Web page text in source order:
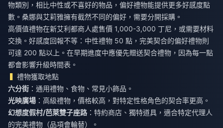
物類別，相比中性或不喜好的物品，偏好禮物能提供更多好感度點
數。桑娜與艾莉雅擁有截然不同的偏好，需要分開採購。
高價值禮物在新艾利都商人處售價 1,000-3,000 丁尼，或需要材料
交換。好感度回報不等：中性禮物 50 點，完美契合的偏好禮物則
可達 200 點以上。在早期進度中應優先贈送契合禮物，因為每一點
都會影響升級時間表。
禮物獲取地點
六分街 ：通用禮物、食物、常見小飾品。
光映廣場 ：高級禮物，價格較高，對特定性格角色的契合率更高。
幻想度假村/芭萊雙子座路 ：特約商店、獨特道具，適合特定代理人
的完美禮物（品項會輪替）。